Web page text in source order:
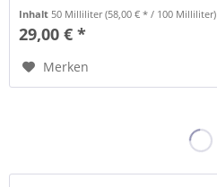
Inhalt50 Milliliter(58,00 € * / 100 Milliliter)
29,00 € *
Merken